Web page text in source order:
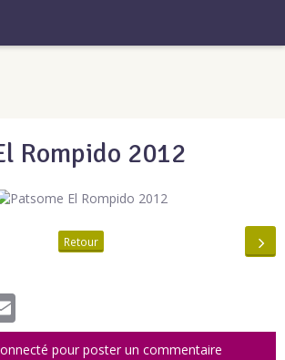
Rompido 2012
Retour
pour poster un commentaire